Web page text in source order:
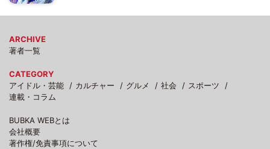
ARCHIVE
著者一覧
CATEGORY
アイドル・芸能
カルチャー グルメ 社会
スポーツ
連載・コラム
BUBKA WEBとは
会社概要
著作権/免責事項について